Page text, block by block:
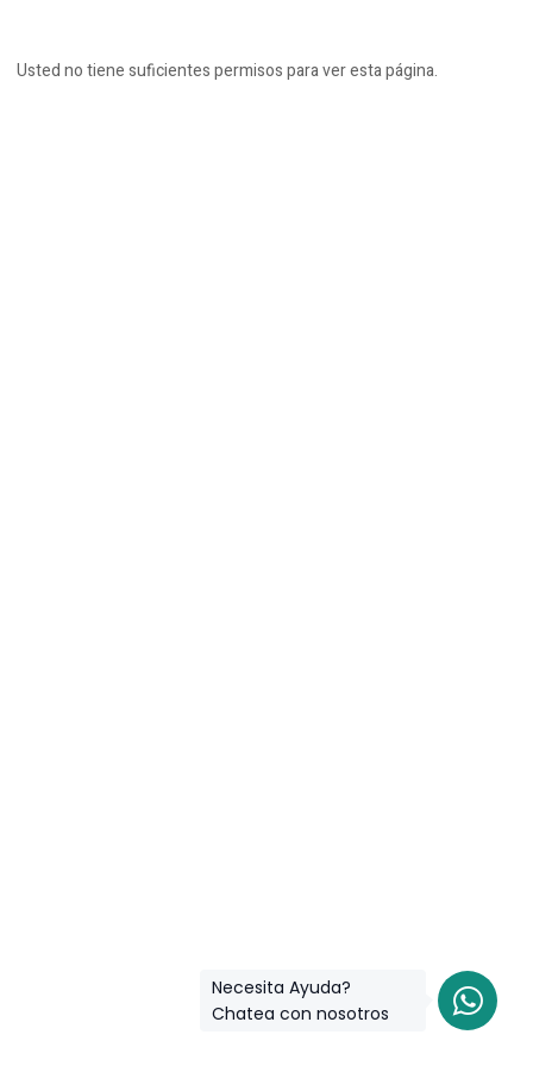
Usted no tiene suficientes permisos para ver esta página.
Necesita Ayuda?
Chatea con nosotros